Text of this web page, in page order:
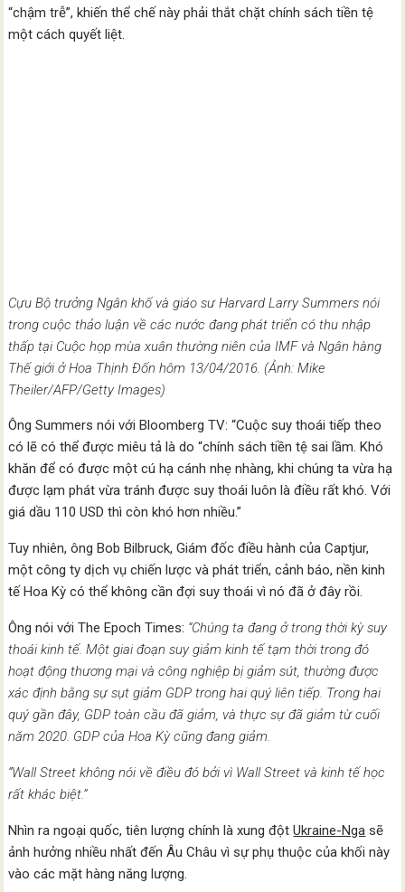
“chậm trễ”, khiến thể chế này phải thắt chặt chính sách tiền tệ
một cách quyết liệt.
Cựu Bộ trưởng Ngân khố và giáo sư Harvard Larry Summers nói
trong cuộc thảo luận về các nước đang phát triển có thu nhập
thấp tại Cuộc họp mùa xuân thường niên của IMF và Ngân hàng
Thế giới ở Hoa Thịnh Đốn hôm 13/04/2016. (Ảnh: Mike
Theiler/AFP/Getty Images)
Ông Summers nói với Bloomberg TV: “Cuộc suy thoái tiếp theo
có lẽ có thể được miêu tả là do “chính sách tiền tệ sai lầm. Khó
khăn để có được một cú hạ cánh nhẹ nhàng, khi chúng ta vừa hạ
được lạm phát vừa tránh được suy thoái luôn là điều rất khó. Với
giá dầu 110 USD thì còn khó hơn nhiều.”
Tuy nhiên, ông Bob Bilbruck, Giám đốc điều hành của Captjur,
một công ty dịch vụ chiến lược và phát triển, cảnh báo, nền kinh
tế Hoa Kỳ có thể không cần đợi suy thoái vì nó đã ở đây rồi.
Ông nói với The Epoch Times: “Chúng ta đang ở trong thời kỳ suy
thoái kinh tế. Một giai đoạn suy giảm kinh tế tạm thời trong đó
hoạt động thương mại và công nghiệp bị giảm sút, thường được
xác định bằng sự sụt giảm GDP trong hai quý liên tiếp. Trong hai
quý gần đây, GDP toàn cầu đã giảm, và thực sự đã giảm từ cuối
năm 2020. GDP của Hoa Kỳ cũng đang giảm.
“Wall Street không nói về điều đó bởi vì Wall Street và kinh tế học
rất khác biệt.”
Nhìn ra ngoại quốc, tiên lượng chính là xung độtUkraine-Nga sẽ
ảnh hưởng nhiều nhất đến Âu Châu vì sự phụ thuộc của khối này
vào các mặt hàng năng lượng.